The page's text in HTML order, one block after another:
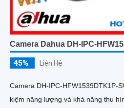
Camera Dahua DH-IPC-
45% Liên Hệ
Camera DH-IPC-HFW1539DTK1P-
kiệm năng lượng và khả năng thu